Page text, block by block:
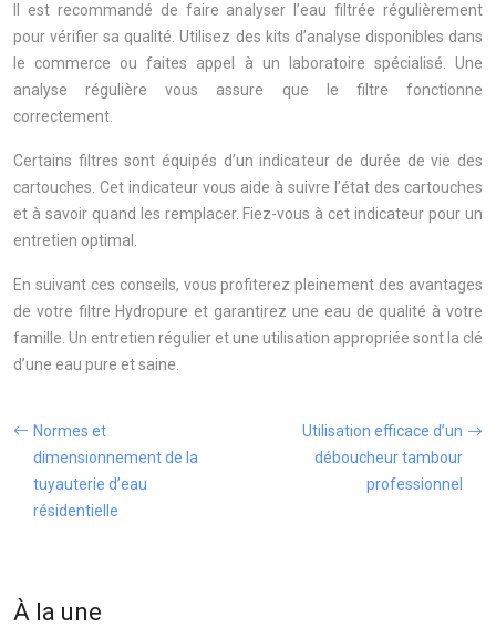
Il est recommandé de faire analyser l’eau filtrée régulièrement
pour vérifier sa qualité. Utilisez des kits d’analyse disponibles dans
le commerce ou faites appel à un laboratoire spécialisé. Une
analyse régulière vous assure que le filtre fonctionne
correctement.
Certains filtres sont équipés d’un indicateur de durée de vie des
cartouches. Cet indicateur vous aide à suivre l’état des cartouches
et à savoir quand les remplacer. Fiez-vous à cet indicateur pour un
entretien optimal.
En suivant ces conseils, vous profiterez pleinement des avantages
de votre filtre Hydropure et garantirez une eau de qualité à votre
famille. Un entretien régulier et une utilisation appropriée sont la clé
d’une eau pure et saine.
Normes et
dimensionnement de la
tuyauterie d’eau
résidentielle
Utilisation efficace d’un
déboucheur tambour
professionnel
À la une